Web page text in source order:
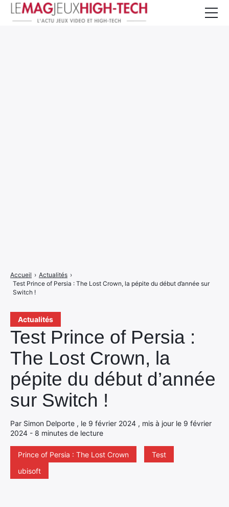
Actualités
Test Prince of Persia :
The Lost Crown, la
pépite du début d’année
sur Switch !
Par Simon Delporte , le 9 février 2024 , mis à jour le 9 février
2024 - 8 minutes de lecture
Prince of Persia : The Lost Crown
Test
ubisoft
Accueil › Actualités ›
Test Prince of Persia : The Lost Crown, la pépite du début d’année sur
Switch !